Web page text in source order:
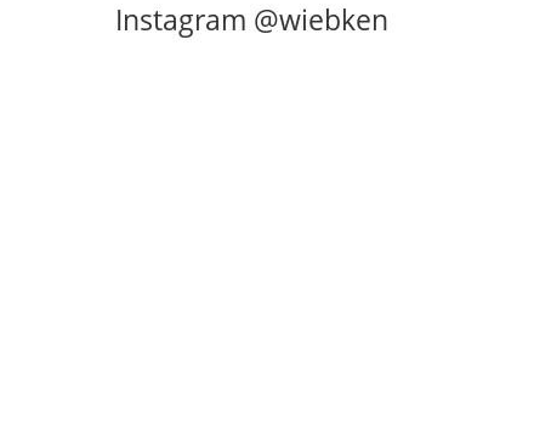
Instagram @wiebken